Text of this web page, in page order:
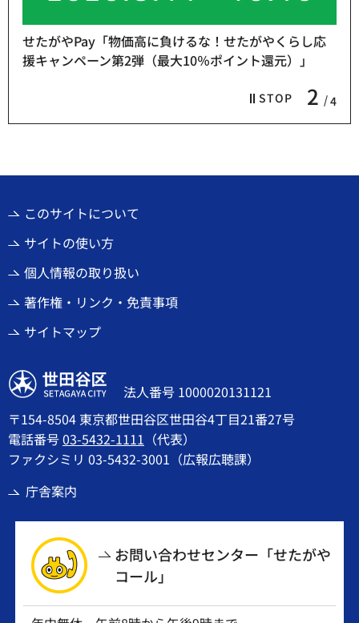
STOP 2 4
せたがやPay「物価高に負けるな！せたがやくらし応
援キャンペーン第2弾（最大10％ポイント還元）」
このサイトについて
サイトの使い方
個人情報の取り扱い
著作権・リンク・免責事項
サイトマップ
世田谷区
法人番号 1000020131121
〒154-8504 東京都世田谷区世田谷4丁目21番27号
電話番号03-5432-1111 （代表）
ファクシミリ 03-5432-3001（広報広聴課）
庁舎案内
お問い合わせセンター「せたがや
コール」